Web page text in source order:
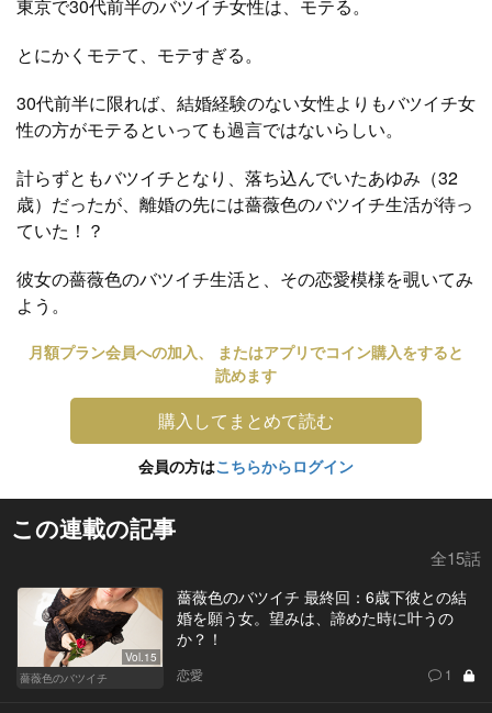
東京で30代前半のバツイチ女性は、モテる。
とにかくモテて、モテすぎる。
30代前半に限れば、結婚経験のない女性よりもバツイチ女
性の方がモテるといっても過言ではないらしい。
計らずともバツイチとなり、落ち込んでいたあゆみ（32
歳）だったが、離婚の先には薔薇色のバツイチ生活が待っ
ていた！？
彼女の薔薇色のバツイチ生活と、その恋愛模様を覗いてみ
よう。
月額プラン会員への加入、 またはアプリでコイン購入をすると
読めます
購入してまとめて読む
会員の方はこちらからログイン
この連載の記事
全15話
Vol.15
薔薇色のバツイチ
薔薇色のバツイチ 最終回：6歳下彼との結
婚を願う女。望みは、諦めた時に叶うの
か？！
恋愛 1